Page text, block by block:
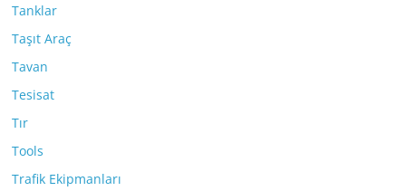
Tanklar
Taşıt Araç
Tavan
Tesisat
Tır
Tools
Trafik Ekipmanları